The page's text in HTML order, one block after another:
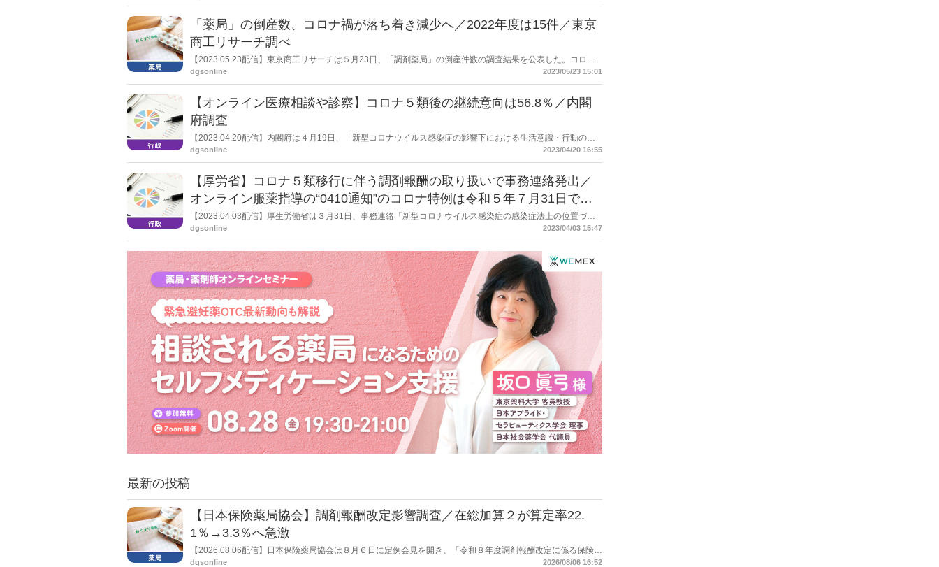
「薬局」の倒産数、コロナ禍が落ち着き減少へ／2022年度は15件／東京
商工リサーチ調べ
【2023.05.23配信】東京商工リサーチは５月23日、「調剤薬局」の倒産件数の調査結果を公表した。コロナ
禍で過去最多となる23件を記録した2021年度からは減少し2022年度は15件だった。同社は「今後はオンライ
dgsonline 2023/05/23 15:01
【オンライン医療相談や診察】コロナ５類後の継続意向は56.8％／内閣
府調査
【2023.04.20配信】内閣府は４月19日、「新型コロナウイルス感染症の影響下における生活意識・行動の変
化に関する調査」を公表した。これまでにも公表しているもので前回は2022年7月22日の公表。今回は「オン
dgsonline 2023/04/20 16:55
【厚労省】コロナ５類移行に伴う調剤報酬の取り扱いで事務連絡発出／
オンライン服薬指導の“0410通知”のコロナ特例は令和５年７月31日で終
了
【2023.04.03配信】厚生労働省は３月31日、事務連絡「新型コロナウイルス感染症の感染症法上の位置づけ
の変更に伴う新型コロナウイルス感染症に係る診療報酬上の臨時的な取扱いについて」を発出した。調剤報酬
いても「在宅患者緊急訪問薬剤管理指導料１」が算定できる内容。加えて、オンライン服薬指導については、
いわゆる“0410通知”の特例を令和５年７月 31 日をもって終了するとした。
dgsonline 2023/04/03 15:47
最新の投稿
【日本保険薬局協会】調剤報酬改定影響調査／在総加算２が算定率22.
1％→3.3％へ急激
【2026.08.06配信】日本保険薬局協会は８月６日に定例会見を開き、「令和８年度調剤報酬改定に係る保険薬
局への影響」の調査結果を公表した。在宅分野では、在宅薬学総合体制加算2の算定率が22.1％から3.3％へ大
dgsonline 2026/08/06 16:52